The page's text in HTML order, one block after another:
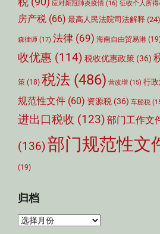
应对新冠肺炎疫情 (16) 征收个人所得
房产税 (66) 最高人民法院司法解释 (24)
森律师 (17) 法律 (69) 海南自由贸易港
收优惠 (114) 税收优惠政策 (36)
策 (18) 税法 (486) 营改增 (15) 行
规范性文件 (60) 资源税 (36) 车船税
进出口税收 (123) 部门工作文
(136)部门规范性文
(19)
归档
归